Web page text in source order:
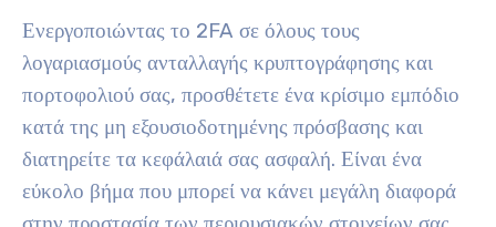
Ενεργοποιώντας το 2FA σε όλους τους
λογαριασμούς ανταλλαγής κρυπτογράφησης και
πορτοφολιού σας, προσθέτετε ένα κρίσιμο εμπόδιο
κατά της μη εξουσιοδοτημένης πρόσβασης και
διατηρείτε τα κεφάλαιά σας ασφαλή. Είναι ένα
εύκολο βήμα που μπορεί να κάνει μεγάλη διαφορά